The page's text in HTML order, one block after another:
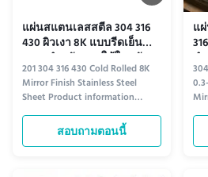
แผ่นสแตนเลสสตีล 304 316
430 ผิวเงา 8K แบบรีดเย็น
OEM สำหรับของใช้ในครัว
เรือน
201 304 316 430 Cold Rolled 8K
Mirror Finish Stainless Steel
Sheet Product information
Product Overview Introducing
our premium cold-rolled stainless
steel sheets, available in grades
สอบถามตอนนี้
แ
ส